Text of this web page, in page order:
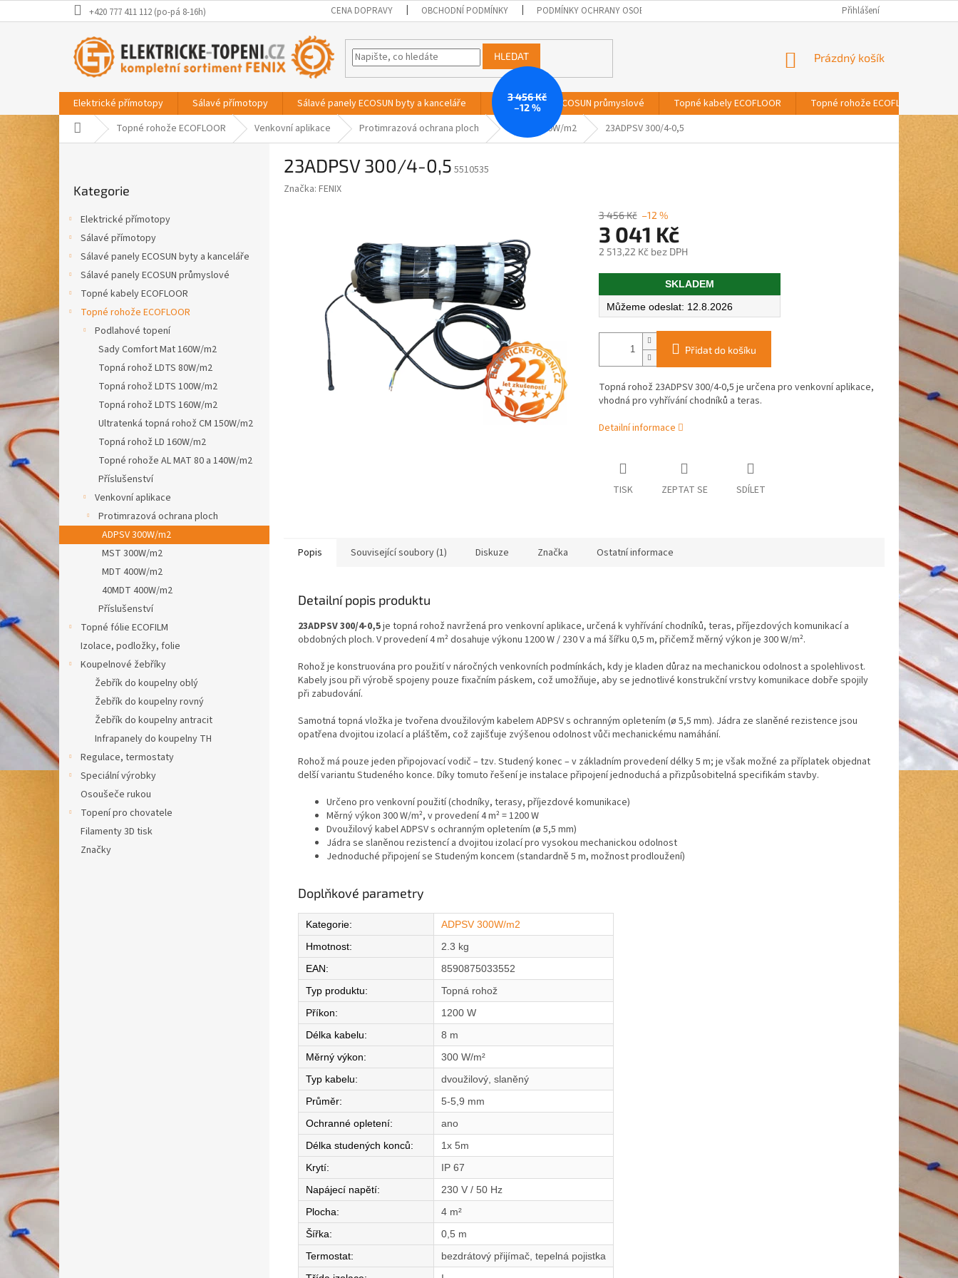
na
+420 777 411 112 (po-pá 8-16h) CENA DOPRAVY OBCHODNÍ PODMÍNKY PODMÍNKY OCHRANY OSOBNÍCH ÚDAJŮ Přihlášení
HLEDAT
NÁKUPNÍ
Prázdný košík
Elektrické přímotopy Sálavé přímotopy Sálavé panely ECOSUN byty a kanceláře Sálavé panely ECOSUN průmyslové Topné kabely ECOFLOOR Topné rohože ECOFLOOR
Domů Topné rohože ECOFLOOR Venkovní aplikace Protimrazová ochrana ploch ADPSV 300W/m2 23ADPSV 300/4-0,5
a
e
kategorie
Kategorie
Elektrické přímotopy
Sálavé přímotopy
Sálavé panely ECOSUN byty a kanceláře
Sálavé panely ECOSUN průmyslové
Topné kabely ECOFLOOR
Topné rohože ECOFLOOR
Podlahové topení
Sady Comfort Mat 160W/m2
Topná rohož LDTS 80W/m2
Topná rohož LDTS 100W/m2
Topná rohož LDTS 160W/m2
Ultratenká topná rohož CM 150W/m2
Topná rohož LD 160W/m2
Topné rohože AL MAT 80 a 140W/m2
Příslušenství
Venkovní aplikace
Protimrazová ochrana ploch
ADPSV 300W/m2
MST 300W/m2
MDT 400W/m2
40MDT 400W/m2
Příslušenství
Topné fólie ECOFILM
Izolace, podložky, folie
Koupelnové žebříky
Žebřík do koupelny oblý
Žebřík do koupelny rovný
Žebřík do koupelny antracit
Infrapanely do koupelny TH
Regulace, termostaty
Speciální výrobky
Osoušeče rukou
Topení pro chovatele
Filamenty 3D tisk
Značky
23ADPSV 300/4-0,5 5510535
Značka: FENIX
3 456 Kč
–12 %
3 456 Kč –12 %
3 041 Kč
2 513,22 Kč bez DPH
Měrná
SKLADEM
12.8.2026
Přidat do košíku
Topná rohož 23ADPSV 300/4-0,5 je určena pro venkovní aplikace,
vhodná pro vyhřívání chodníků a teras.
Detailní informace
TISK ZEPTAT SE SDÍLET
Popis Související soubory (1) Diskuze Značka Ostatní informace
Detailní popis produktu
23ADPSV 300/4-0,5je topná rohož navržená pro venkovní aplikace, určená k vyhřívání chodníků, teras, příjezdových komunikací a
obdobných ploch. V provedení 4 m² dosahuje výkonu 1200 W / 230 V a má šířku 0,5 m, přičemž měrný výkon je 300 W/m².
Rohož je konstruována pro použití v náročných venkovních podmínkách, kdy je kladen důraz na mechanickou odolnost a spolehlivost.
Kabely jsou při výrobě spojeny pouze fixačním páskem, což umožňuje, aby se jednotlivé konstrukční vrstvy komunikace dobře spojily
při zabudování.
Samotná topná vložka je tvořena dvoužilovým kabelem ADPSV s ochranným opletením (ø 5,5 mm). Jádra ze slaněné rezistence jsou
opatřena dvojitou izolací a pláštěm, což zajišťuje zvýšenou odolnost vůči mechanickému namáhání.
Rohož má pouze jeden připojovací vodič – tzv. Studený konec – v základním provedení délky 5 m; je však možné za příplatek objednat
delší variantu Studeného konce. Díky tomuto řešení je instalace připojení jednoduchá a přizpůsobitelná specifikám stavby.
Určeno pro venkovní použití (chodníky, terasy, příjezdové komunikace)
Měrný výkon 300 W/m², v provedení 4 m² = 1200 W
Dvoužilový kabel ADPSV s ochranným opletením (ø 5,5 mm)
Jádra se slaněnou rezistencí a dvojitou izolací pro vysokou mechanickou odolnost
Jednoduché připojení se Studeným koncem (standardně 5 m, možnost prodloužení)
Doplňkové parametry
Kategorie:
ADPSV 300W/m2
Hmotnost:
2.3 kg
EAN:
8590875033552
Typ produktu:
Topná rohož
Příkon:
1200 W
Délka kabelu:
8 m
Měrný výkon:
300 W/m²
Typ kabelu:
dvoužilový, slaněný
Průměr:
5-5,9 mm
Ochranné opletení:
ano
Délka studených konců:
1x 5m
Krytí:
IP 67
Napájecí napětí:
230 V / 50 Hz
Plocha:
4 m²
Šířka:
0,5 m
Termostat:
bezdrátový přijímač, tepelná pojistka